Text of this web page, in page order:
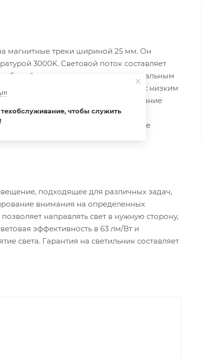
магнитные треки шириной 25 мм. Он
3000K. Световой поток составляет
белый цвет, что делает его универсальным
светильник в помещениях с низким
питания — 24V, а диммирование
приобретается отдельно. Драйвер
90, что гарантирует высокое
подходящее для различных задач,
внимания на определенных
направлять свет в нужную сторону,
эффективность в 63 лм/Вт и
света. Гарантия на светильник составляет
чтобы служить